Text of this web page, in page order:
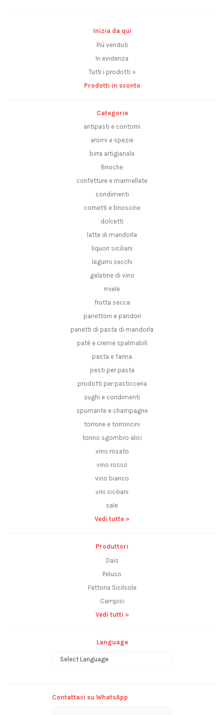
Inizia da qui
Più venduti
In evidenza
Tutti i prodotti »
Prodotti in sconto
Categorie
antipasti e contorni
aromi e spezie
birra artigianale
Brioche
confetture e marmellate
condimenti
cornetti e brioscine
dolcetti
latte di mandorla
liquori siciliani
legumi secchi
gelatine di vino
miele
frutta secca
panettoni e pandori
panetti di pasta di mandorla
patè e creme spalmabili
pasta e farina
pesti per pasta
prodotti per pasticceria
sughi e condimenti
spumante e champagne
torrone e torroncini
tonno sgombro alici
vino rosato
vino rosso
vino bianco
vini siciliani
sale
Vedi tutte »
Produttori
Dais
Peluso
Fattoria Sicilsole
Campisi
Vedi tutti »
Language
Contattaci su WhatsApp